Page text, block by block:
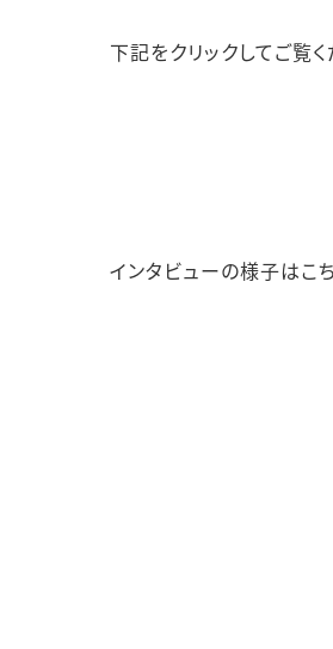
下記をクリックしてご覧く
インタビューの様子はこ